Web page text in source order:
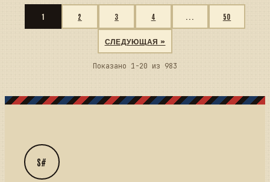
1 2 3 4 50
СЛЕДУЮЩАЯ »
Показано 1-20 из 983
S#